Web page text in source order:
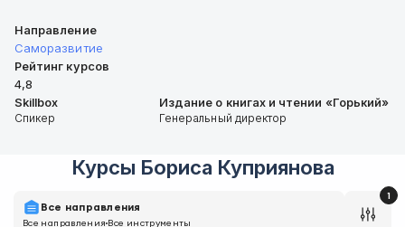
Направление
Саморазвитие
Рейтинг курсов
4,8
Skillbox
Спикер
Издание о книгах и чтении «Горький»
Генеральный директор
Курсы Бориса Куприянова
Все направления
Все направленияВсе инструменты
1